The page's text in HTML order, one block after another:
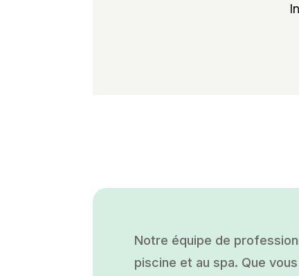
Notre équipe de
piscine et au spa. Que